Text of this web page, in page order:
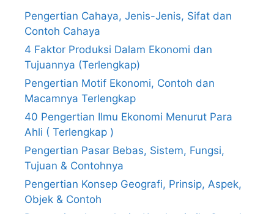
Pengertian Cahaya, Jenis-Jenis, Sifat dan
Contoh Cahaya
4 Faktor Produksi Dalam Ekonomi dan
Tujuannya (Terlengkap)
Pengertian Motif Ekonomi, Contoh dan
Macamnya Terlengkap
40 Pengertian Ilmu Ekonomi Menurut Para
Ahli ( Terlengkap )
Pengertian Pasar Bebas, Sistem, Fungsi,
Tujuan & Contohnya
Pengertian Konsep Geografi, Prinsip, Aspek,
Objek & Contoh